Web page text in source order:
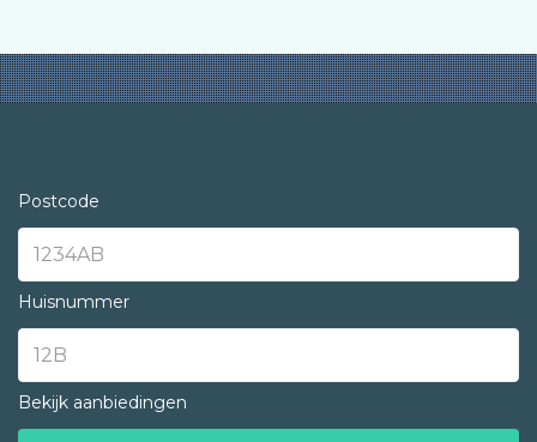
Postcode
Huisnummer
Bekijk aanbiedingen